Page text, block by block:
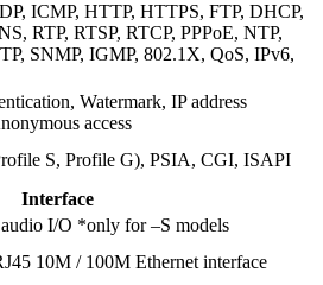
ICMP, HTTP, HTTPS, FTP, DHCP,
RTP, RTSP, RTCP, PPPoE, NTP,
SNMP, IGMP, 802.1X, QoS, IPv6,
Watermark, IP address
access
S, Profile G), PSIA, CGI, ISAPI
Interface
I/O *only for –S models
10M / 100M Ethernet interface